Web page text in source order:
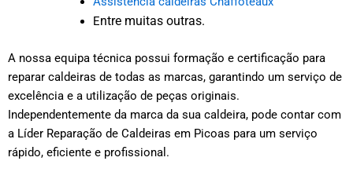
Entre muitas outras.
A nossa equipa técnica possui formação e certificação para
reparar caldeiras de todas as marcas, garantindo um serviço de
excelência e a utilização de peças originais.
Independentemente da marca da sua caldeira, pode contar com
a Líder Reparação de Caldeiras em Picoas para um serviço
rápido, eficiente e profissional.